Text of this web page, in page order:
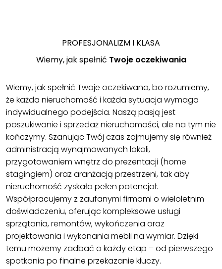
PROFESJONALIZM I KLASA
Wiemy, jak spełnić Twoje oczekiwania
Wiemy, jak spełnić Twoje oczekiwana, bo rozumiemy,
że każda nieruchomość i każda sytuacja wymaga
indywidualnego podejścia. Naszą pasją jest
poszukiwanie i sprzedaż nieruchomości, ale na tym nie
kończymy. Szanując Twój czas zajmujemy się również
administracją wynajmowanych lokali,
przygotowaniem wnętrz do prezentacji (home
stagingiem) oraz aranżacją przestrzeni, tak aby
nieruchomość zyskała pełen potencjał.
Współpracujemy z zaufanymi firmami o wieloletnim
doświadczeniu, oferując kompleksowe usługi
sprzątania, remontów, wykończenia oraz
projektowania i wykonania mebli na wymiar. Dzięki
temu możemy zadbać o każdy etap – od pierwszego
spotkania po finalne przekazanie kluczy.